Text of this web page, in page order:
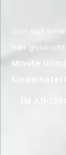
Lust auf
hier
Minute
Kinderhotel
IM